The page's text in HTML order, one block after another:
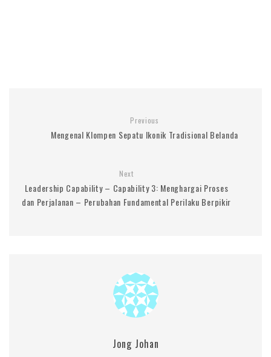
Previous
Mengenal Klompen Sepatu Ikonik Tradisional Belanda
Next
Leadership Capability – Capability 3: Menghargai Proses
dan Perjalanan – Perubahan Fundamental Perilaku Berpikir
Jong Johan